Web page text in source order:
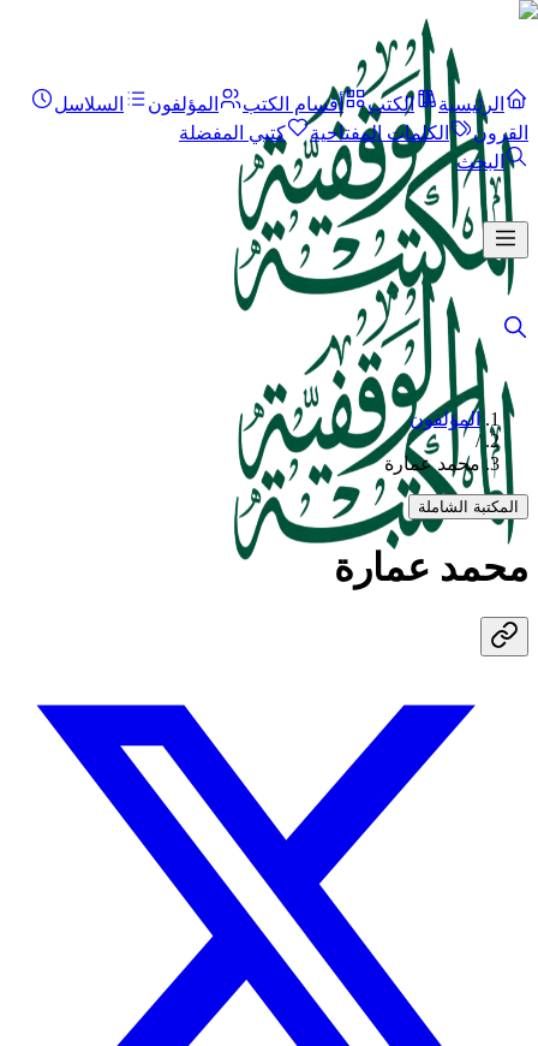
الرئيسية الكتب أقسام الكتب المؤلفون
السلاسل
القرون
الكلمات المفتاحية
كتبي المفضلة
البحث
المؤلفون
/
محمد عمارة
المكتبة الشاملة
محمد عمارة